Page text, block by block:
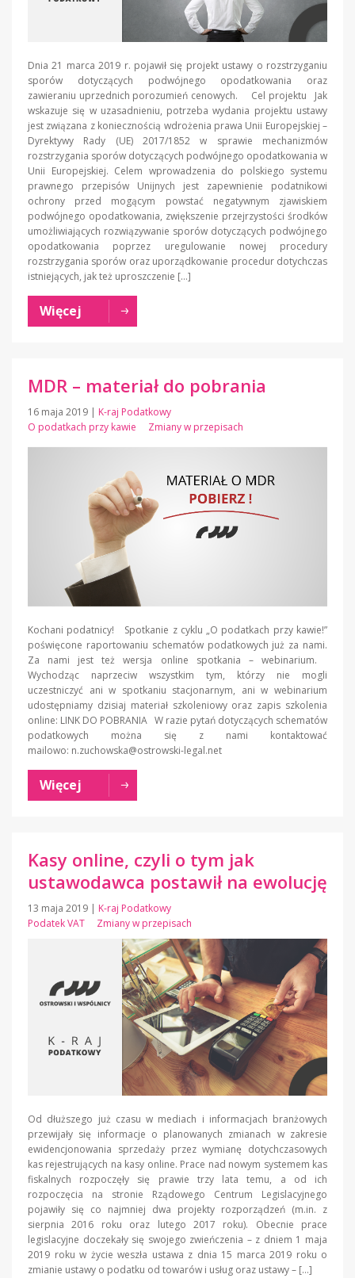
Dnia 21 marca 2019 r. pojawił się projekt ustawy o rozstrzyganiu
sporów dotyczących podwójnego opodatkowania oraz
zawieraniu uprzednich porozumień cenowych. Cel projektu Jak
wskazuje się w uzasadnieniu, potrzeba wydania projektu ustawy
jest związana z koniecznością wdrożenia prawa Unii Europejskiej –
Dyrektywy Rady (UE) 2017/1852 w sprawie mechanizmów
rozstrzygania sporów dotyczących podwójnego opodatkowania w
Unii Europejskiej. Celem wprowadzenia do polskiego systemu
prawnego przepisów Unijnych jest zapewnienie podatnikowi
ochrony przed mogącym powstać negatywnym zjawiskiem
podwójnego opodatkowania, zwiększenie przejrzystości środków
umożliwiających rozwiązywanie sporów dotyczących podwójnego
opodatkowania poprzez uregulowanie nowej procedury
rozstrzygania sporów oraz uporządkowanie procedur dotychczas
istniejących, jak też uproszczenie […]
Więcej
MDR – materiał do pobrania
16 maja 2019 | K-raj Podatkowy
O podatkach przy kawie
Zmiany w przepisach
Kochani podatnicy! Spotkanie z cyklu „O podatkach przy kawie!”
poświęcone raportowaniu schematów podatkowych już za nami.
Za nami jest też wersja online spotkania – webinarium.
Wychodząc naprzeciw wszystkim tym, którzy nie mogli
uczestniczyć ani w spotkaniu stacjonarnym, ani w webinarium
udostępniamy dzisiaj materiał szkoleniowy oraz zapis szkolenia
online: LINK DO POBRANIA W razie pytań dotyczących schematów
podatkowych można się z nami kontaktować
mailowo: n.zuchowska@ostrowski-legal.net
Więcej
Kasy online, czyli o tym jak
ustawodawca postawił na ewolucję
13 maja 2019 | K-raj Podatkowy
Podatek VAT
Zmiany w przepisach
Od dłuższego już czasu w mediach i informacjach branżowych
przewijały się informacje o planowanych zmianach w zakresie
ewidencjonowania sprzedaży przez wymianę dotychczasowych
kas rejestrujących na kasy online. Prace nad nowym systemem kas
fiskalnych rozpoczęły się prawie trzy lata temu, a od ich
rozpoczęcia na stronie Rządowego Centrum Legislacyjnego
pojawiły się co najmniej dwa projekty rozporządzeń (m.in. z
sierpnia 2016 roku oraz lutego 2017 roku). Obecnie prace
legislacyjne doczekały się swojego zwieńczenia – z dniem 1 maja
2019 roku w życie weszła ustawa z dnia 15 marca 2019 roku o
zmianie ustawy o podatku od towarów i usług oraz ustawy – […]